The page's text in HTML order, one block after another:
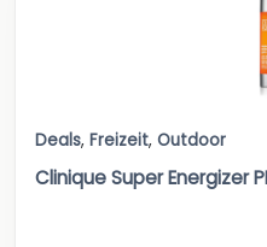
Deals, Freizeit, Outdoor
Clinique Super Energizer